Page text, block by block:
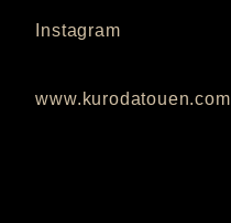
Instagram
www.kurodatouen.com